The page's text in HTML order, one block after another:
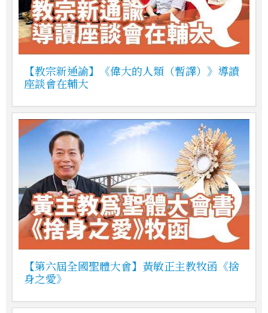
【教宗新通諭】《偉大的人類（暫譯）》導讀
座談會在輔大
【第六屆全國聖體大會】黃敏正主教牧函《捨
身之愛》